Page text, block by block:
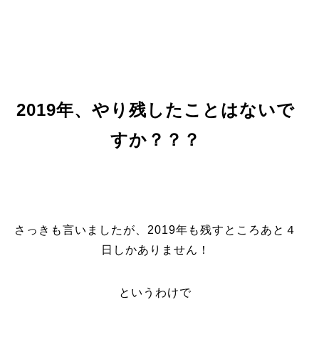
2019年、やり残したことはないで
すか？？？
さっきも言いましたが、2019年も残すところあと４
日しかありません！
というわけで